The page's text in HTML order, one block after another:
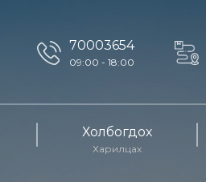
70003654
09:00 - 18:00
Холбогдох
Харилцах